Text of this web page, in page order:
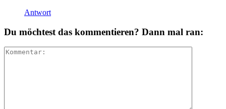
Antwort
Du möchtest das kommentieren? Dann mal ran: